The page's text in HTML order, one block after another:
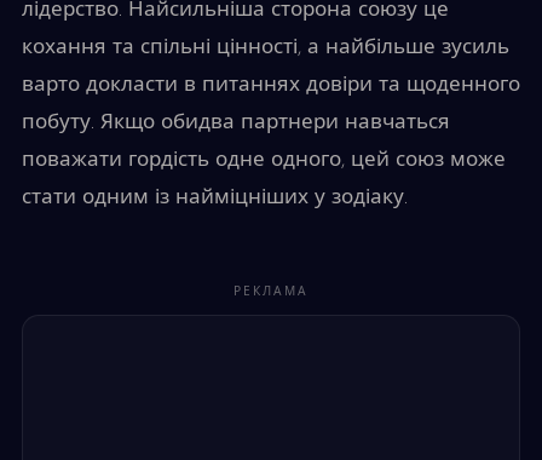
лідерство. Найсильніша сторона союзу це
кохання та спільні цінності, а найбільше зусиль
варто докласти в питаннях довіри та щоденного
побуту. Якщо обидва партнери навчаться
поважати гордість одне одного, цей союз може
стати одним із найміцніших у зодіаку.
РЕКЛАМА